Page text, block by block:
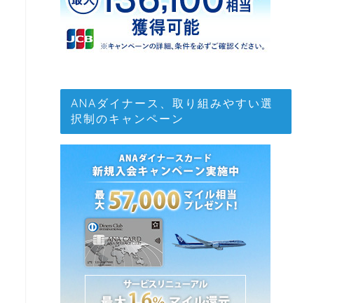
ANAダイナース、取り組みやすい選
択制のキャンペーン